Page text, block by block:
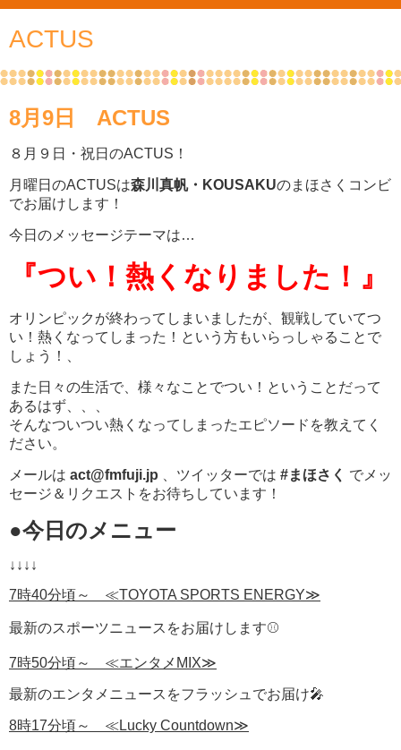
ACTUS
8月9日 ACTUS
８月９日・祝日のACTUS！
月曜日のACTUSは森川真帆・KOUSAKUのまほさくコンビ
でお届けします！
今日のメッセージテーマは…
『つい！熱くなりました！』
オリンピックが終わってしまいましたが、観戦していてつ
い！熱くなってしまった！という方もいらっしゃることで
しょう！、
また日々の生活で、様々なことでつい！ということだって
あるはず、、、
そんなついつい熱くなってしまったエピソードを教えてく
ださい。
メールは act@fmfuji.jp 、ツイッターでは #まほさく でメッ
セージ＆リクエストをお待ちしています！
●今日のメニュー
↓↓↓↓
7時40分頃～ ≪TOYOTA SPORTS ENERGY≫
最新のスポーツニュースをお届けします⚾
7時50分頃～ ≪エンタメMIX≫
最新のエンタメニュースをフラッシュでお届け🎤
8時17分頃～ ≪Lucky Countdown≫